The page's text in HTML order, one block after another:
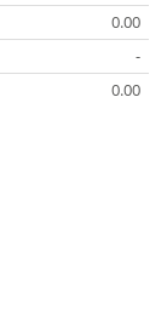
0.00
-
0.00